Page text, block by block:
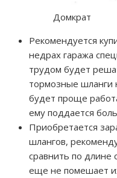
Домкрат
Рекомендуется
недрах гаража
трудом будет
тормозные
будет проще
ему поддается
Приобретается
шлангов,
сравнить по
еще не помешает